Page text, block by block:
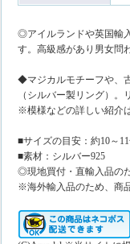
◎アイルランドや英国輸
す。高級感があり男女問
◆マジカルモチーフや、
（シルバー製リング）
※模様などの詳しい紹介
■サイズの目安：約10～
■素材：シルバー925
◎現地買付・直輸入品の
※海外輸入品のため、商